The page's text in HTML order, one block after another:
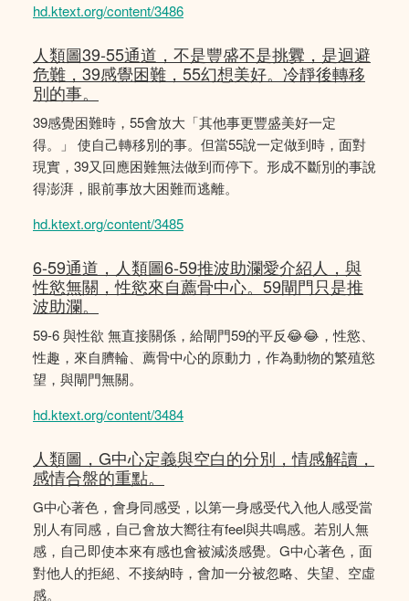
hd.ktext.org/content/3486
人類圖39-55通道，不是豐盛不是挑釁，是迴避
危難，39感覺困難，55幻想美好。冷靜後轉移
別的事。
39感覺困難時，55會放大「其他事更豐盛美好一定
得。」 使自己轉移別的事。但當55說一定做到時，面對
現實，39又回應困難無法做到而停下。形成不斷別的事說
得澎湃，眼前事放大困難而逃離。
hd.ktext.org/content/3485
6-59通道，人類圖6-59推波助瀾愛介紹人，與
性慾無關，性慾來自薦骨中心。59閘門只是推
波助瀾。
59-6 與性欲 無直接關係，給閘門59的平反😂😂，性慾、
性趣，來自臍輪、薦骨中心的原動力，作為動物的繁殖慾
望，與閘門無關。
hd.ktext.org/content/3484
人類圖，G中心定義與空白的分別，情感解讀，
感情合盤的重點。
G中心著色，會身同感受，以第一身感受代入他人感受當
別人有同感，自己會放大嚮往有feel與共鳴感。若別人無
感，自己即使本來有感也會被減淡感覺。G中心著色，面
對他人的拒絕、不接納時，會加一分被忽略、失望、空虛
感。